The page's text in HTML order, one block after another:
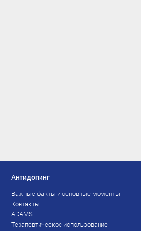
Антидопинг
Важные факты и основные моменты
Контакты
ADAMS
Терапевтическое использование